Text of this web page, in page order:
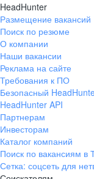
HeadHunter
Размещение вакансий
Поиск по резюме
О компании
Наши вакансии
Реклама на сайте
Требования к ПО
Безопасный
HeadHunter API
Партнерам
Инвесторам
Каталог компаний
Поиск по вакансиям в
Сетка: соцсеть для